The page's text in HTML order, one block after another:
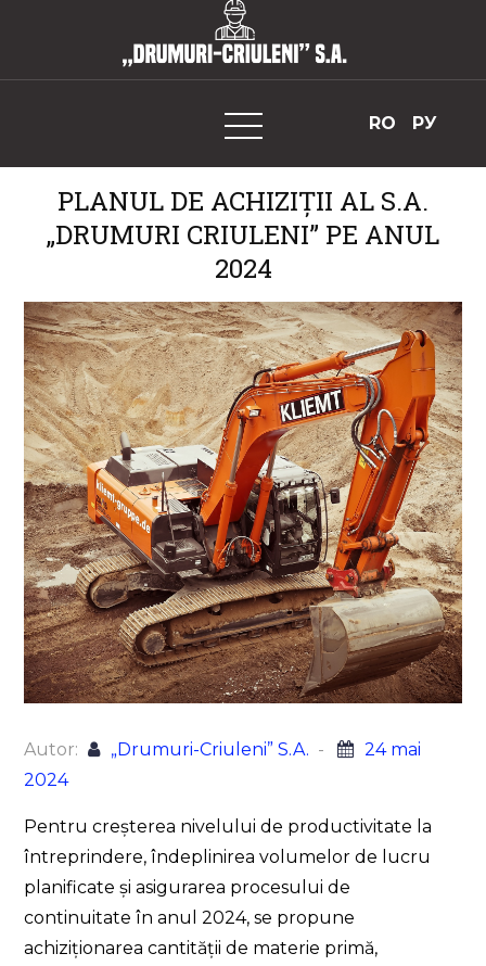
content
РУ
RO
„Drumuri-Criuleni” S.A.
PLANUL DE ACHIZIȚII AL S.A.
„DRUMURI CRIULENI” PE ANUL
2024
Autor: „Drumuri-Criuleni” S.A.
24 mai
2024
Pentru creșterea nivelului de productivitate la
întreprindere, îndeplinirea volumelor de lucru
planificate și asigurarea procesului de
continuitate în anul 2024, se propune
achiziționarea cantității de materie primă,